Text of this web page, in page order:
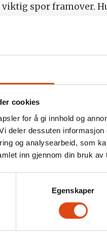
cookies
for å gi innhold og
deler dessuten
og analysearbeid, som
inn gjennom din bruk av
Egenskaper
spor framover.
i departementet
retning der
få til endring. I
som sentrale saker
sammenheng.
sammen privat og
hvordan hun ønsker å
ryddig i